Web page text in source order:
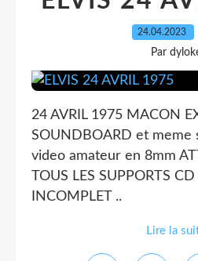
24.04.2023
Par
24 AVRIL 1975 MACON
SOUNDBOARD et meme
video amateur en 8mm
TOUS LES SUPPORTS
INCOMPLET ..
Lire la